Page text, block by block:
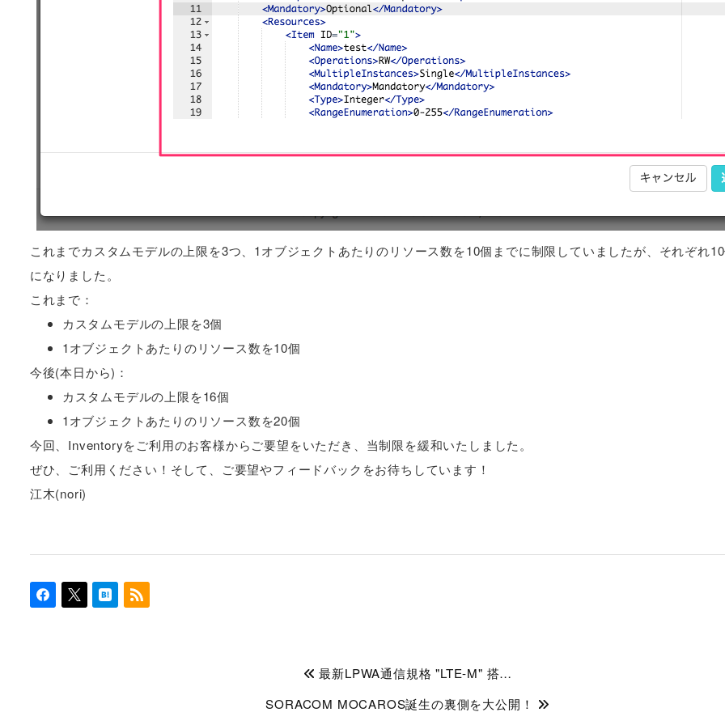
これまでカスタムモデルの上限を3つ、1オブジェクトあたりのリソース数を10個までに制限していましたが、それぞれ
になりました。
これまで：
カスタムモデルの上限を3個
1オブジェクトあたりのリソース数を10個
今後(本日から)：
カスタムモデルの上限を16個
1オブジェクトあたりのリソース数を20個
今回、Inventoryをご利用のお客様からご要望をいただき、当制限を緩和いたしました。
ぜひ、ご利用ください！そして、ご要望やフィードバックをお待ちしています！
江木(nori)
最新LPWA通信規格 "LTE-M" 搭…
SORACOM MOCAROS誕生の裏側を大公開！